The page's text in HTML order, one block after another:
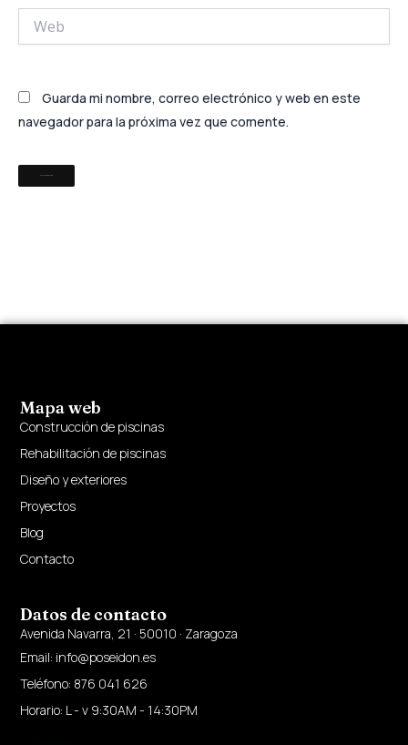
Guarda mi nombre, correo electrónico y web en este
navegador para la próxima vez que comente.
Mapa web
Construcción de piscinas
Rehabilitación de piscinas
Diseño y exteriores
Proyectos
Blog
Contacto
Datos de contacto
Avenida Navarra, 21 · 50010 · Zaragoza
Email: info@poseidon.es
Teléfono: 876 041 626
Horario: L - v 9:30AM - 14:30PM